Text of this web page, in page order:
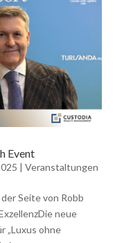
Event
| Veranstaltungen
Seite von Robb
neue
„Luxus ohne